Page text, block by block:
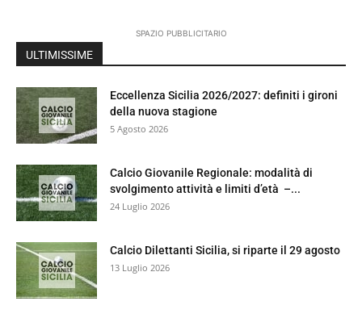
SPAZIO PUBBLICITARIO
ULTIMISSIME
Eccellenza Sicilia 2026/2027: definiti i gironi
della nuova stagione
5 Agosto 2026
Calcio Giovanile Regionale: modalità di
svolgimento attività e limiti d’età –...
24 Luglio 2026
Calcio Dilettanti Sicilia, si riparte il 29 agosto
13 Luglio 2026